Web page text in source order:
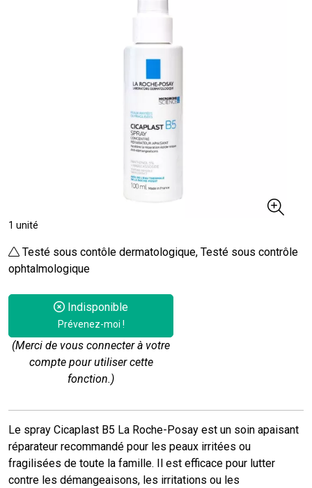
1 unité
Testé sous contôle dermatologique, Testé sous contrôle
ophtalmologique
Indisponible
Prévenez-moi !
(Merci de vous connecter à votre
compte pour utiliser cette
fonction.)
Le spray Cicaplast B5 La Roche-Posay est un soin apaisant
réparateur recommandé pour les peaux irritées ou
fragilisées de toute la famille. Il est efficace pour lutter
contre les démangeaisons, les irritations ou les